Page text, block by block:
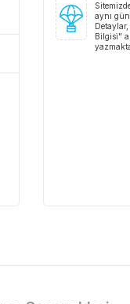
aynı
Bilgisi"